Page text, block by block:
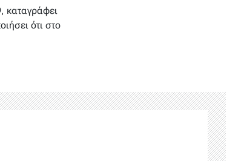
καταγράφει
ότι στο